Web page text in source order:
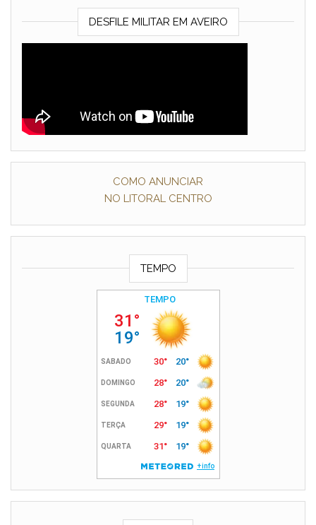
DESFILE MILITAR EM AVEIRO
COMO ANUNCIAR
NO LITORAL CENTRO
TEMPO